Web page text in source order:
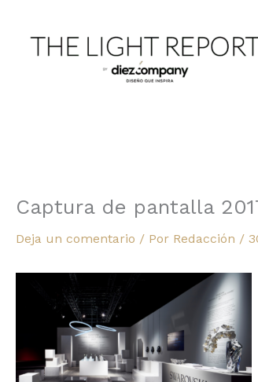
contenido
Captura de pantalla
Deja un comentario / Por Redacción /